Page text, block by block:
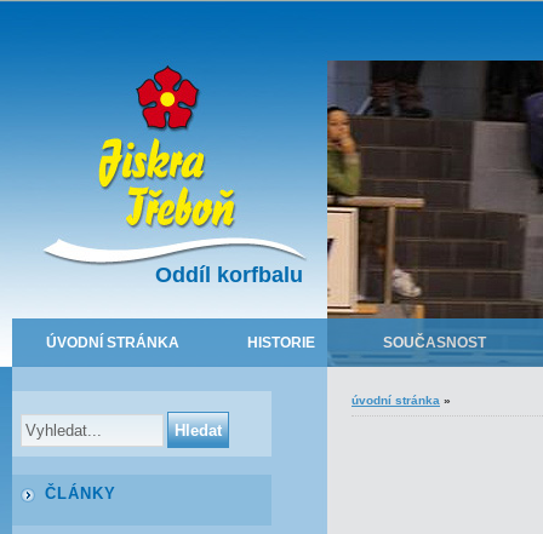
Oddíl korfbalu
ÚVODNÍ STRÁNKA HISTORIE SOUČASNOST
úvodní stránka »
ČLÁNKY